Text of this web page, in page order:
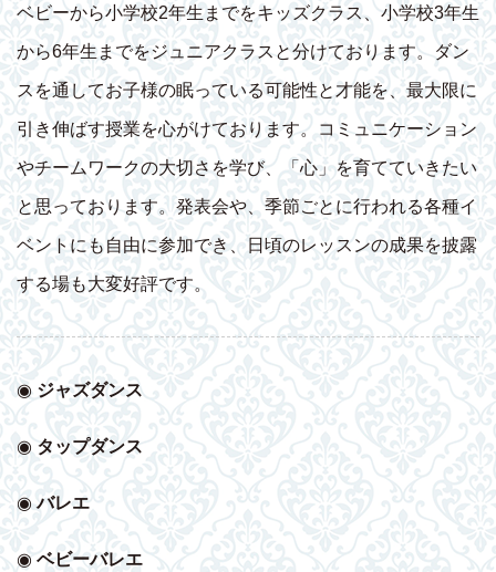
ベビーから小学校2年生までをキッズクラス、小学校3年生
から6年生までをジュニアクラスと分けております。ダン
スを通してお子様の眠っている可能性と才能を、最大限に
引き伸ばす授業を心がけております。コミュニケーション
やチームワークの大切さを学び、「心」を育てていきたい
と思っております。発表会や、季節ごとに行われる各種イ
ベントにも自由に参加でき、日頃のレッスンの成果を披露
する場も大変好評です。
◉ ジャズダンス
◉ タップダンス
◉バレエ
◉ベビーバレエ